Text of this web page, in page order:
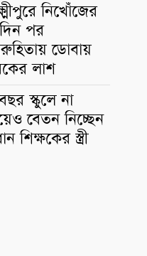
নিখোঁজের
পর
ডোবায়
লাশ
স্কুলে না
বেতন নিচ্ছেন
শিক্ষকের স্ত্রী